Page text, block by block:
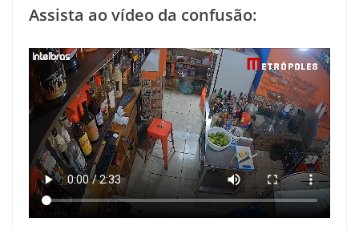
Assista ao vídeo da confusão: